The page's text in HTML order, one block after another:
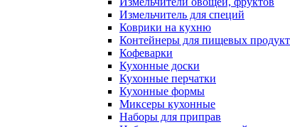
Измельчитель для специй
Коврики на кухню
Контейнеры для пищевых
Кофеварки
Кухонные доски
Кухонные перчатки
Кухонные формы
Миксеры кухонные
Наборы для приправ